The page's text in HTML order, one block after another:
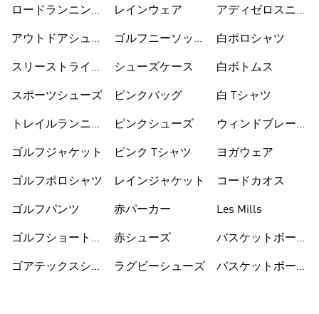
ロードランニング
アウトドアシュー
スリーストライプ
スポーツシューズ
トレイルランニン
ゴルフジャケット
ゴルフポロシャツ
ゴルフパンツ
ゴルフショートパ
ゴアテックスシュ
レインウェア
ゴルフニーソック
シューズケース
ピンクバッグ
ピンクシューズ
ピンク Tシャツ
レインジャケット
赤パーカー
赤シューズ
ラグビーシューズ
アディゼロスニー
白ポロシャツ
白ボトムス
白 Tシャツ
ウィンドブレーカ
ヨガウェア
コードカオス
Les Mills
バスケットボール
バスケットボール